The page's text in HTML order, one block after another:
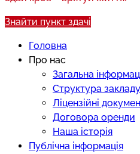
Знайти пункт здачі
Головна
Про нас
Загальна
Структура закладу
Ліцензійні
Договора оренди
Наша історія
Публічна інформація